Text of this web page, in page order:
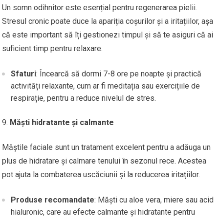
Un somn odihnitor este esențial pentru regenerarea pielii.
Stresul cronic poate duce la apariția coșurilor și a iritațiilor, așa
că este important să îți gestionezi timpul și să te asiguri că ai
suficient timp pentru relaxare.
Sfaturi: Încearcă să dormi 7-8 ore pe noapte și practică
activități relaxante, cum ar fi meditația sau exercițiile de
respirație, pentru a reduce nivelul de stres.
Măști hidratante și calmante
Măștile faciale sunt un tratament excelent pentru a adăuga un
plus de hidratare și calmare tenului în sezonul rece. Acestea
pot ajuta la combaterea uscăciunii și la reducerea iritațiilor.
Produse recomandate: Măști cu aloe vera, miere sau acid
hialuronic, care au efecte calmante și hidratante pentru